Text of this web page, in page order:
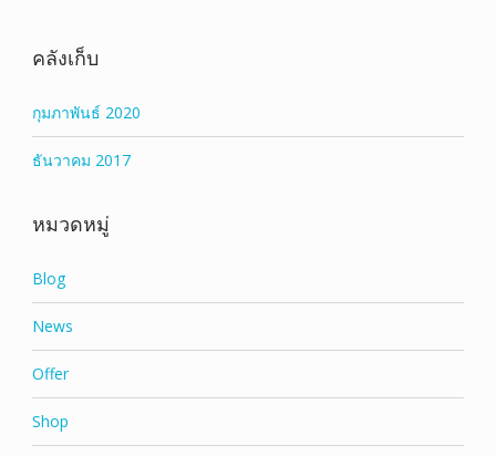
คลังเก็บ
กุมภาพันธ์ 2020
ธันวาคม 2017
หมวดหมู่
Blog
News
Offer
Shop